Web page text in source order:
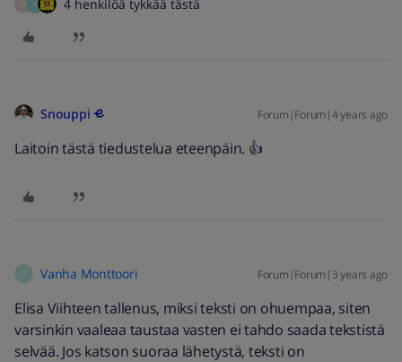
M A 4 henkilöä tykkää tästä
Snouppi Forum|Forum|4 years ago
Laitoin tästä tiedustelua eteenpäin. 👍
Vanha Monttoori Forum|Forum|3 years ago
Elisa Viihteen tallenus, miksi teksti on ohuempaa, siten
varsinkin vaaleaa taustaa vasten ei tahdo saada tekstistä
selvää. Jos katson suoraa lähetystä, teksti on